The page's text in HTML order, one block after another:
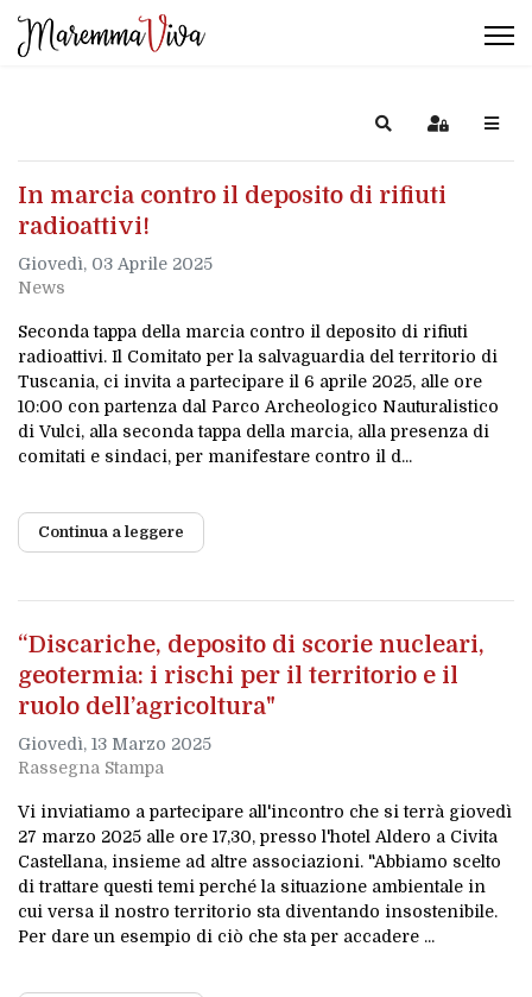
SearchSign In
In marcia contro il deposito di rifiuti
radioattivi!
Giovedì, 03 Aprile 2025
News
Seconda tappa della marcia contro il deposito di rifiuti
radioattivi. Il Comitato per la salvaguardia del territorio di
Tuscania, ci invita a partecipare il 6 aprile 2025, alle ore
10:00 con partenza dal Parco Archeologico Nauturalistico
di Vulci, alla seconda tappa della marcia, alla presenza di
comitati e sindaci, per manifestare contro il d...
Continua a leggere
“Discariche, deposito di scorie nucleari,
geotermia: i rischi per il territorio e il
ruolo dell’agricoltura"
Giovedì, 13 Marzo 2025
Rassegna Stampa
Vi inviatiamo a partecipare all'incontro che si terrà giovedì
27 marzo 2025 alle ore 17,30, presso l'hotel Aldero a Civita
Castellana, insieme ad altre associazioni. "Abbiamo scelto
di trattare questi temi perché la situazione ambientale in
cui versa il nostro territorio sta diventando insostenibile.
Per dare un esempio di ciò che sta per accadere ...